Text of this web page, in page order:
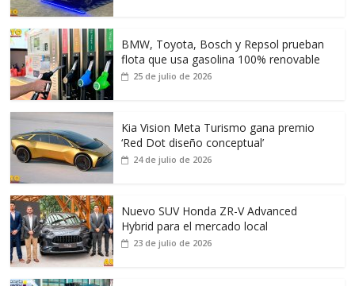
BMW, Toyota, Bosch y Repsol prueban
flota que usa gasolina 100% renovable
25 de julio de 2026
Kia Vision Meta Turismo gana premio
‘Red Dot diseño conceptual’
24 de julio de 2026
Nuevo SUV Honda ZR-V Advanced
Hybrid para el mercado local
23 de julio de 2026